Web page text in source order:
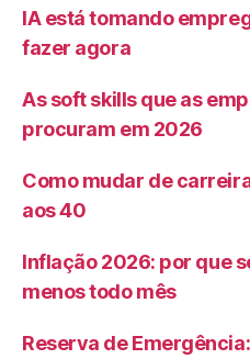
IA está tomando
fazer agora
As soft skills que as
procuram em 2026
Como mudar de
aos 40
Inflação 2026: por que
menos todo mês
Reserva de